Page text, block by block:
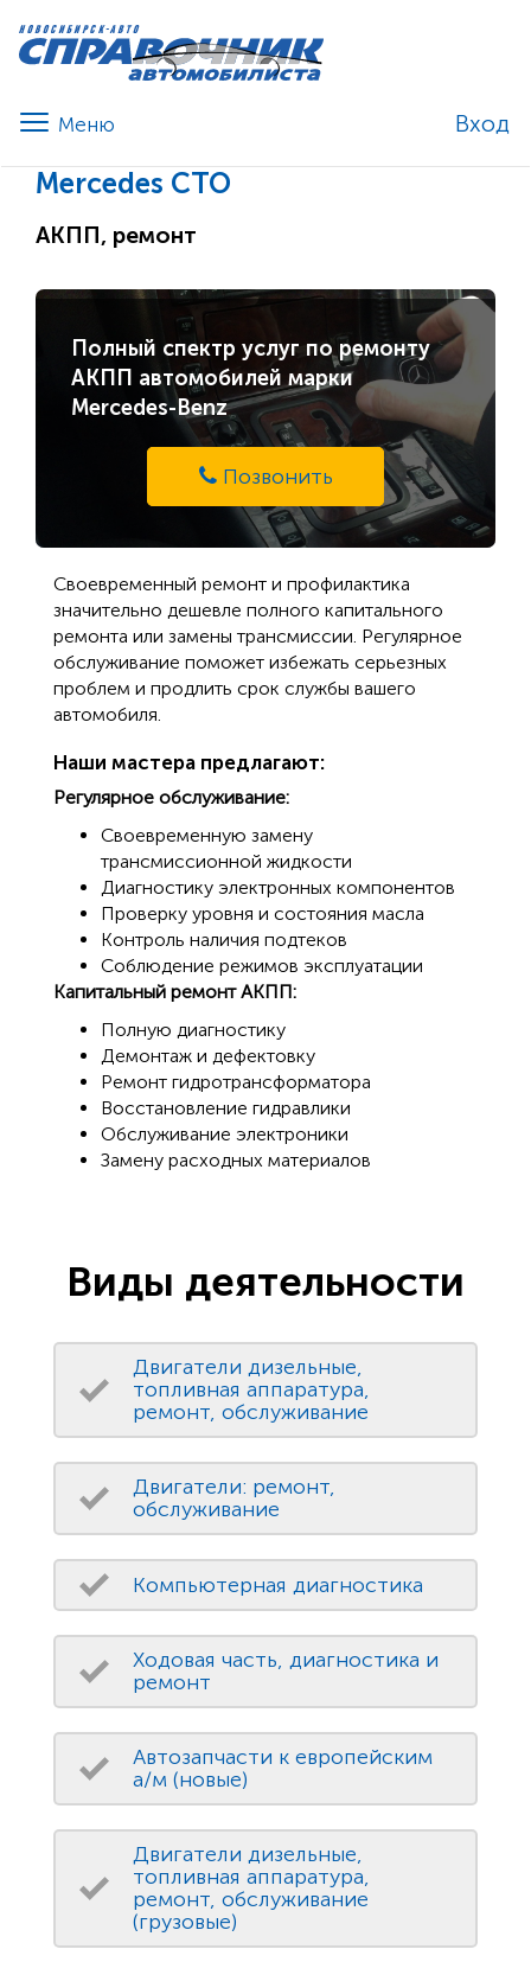
Вход
Mercedes СТО
АКПП, ремонт
Полный спектр услуг по ремонту
АКПП автомобилей марки
Mercedes-Benz
Позвонить
Своевременный ремонт и профилактика
значительно дешевле полного капитального
ремонта или замены трансмиссии. Регулярное
обслуживание поможет избежать серьезных
проблем и продлить срок службы вашего
автомобиля.
Наши мастера предлагают:
Регулярное обслуживание:
Своевременную замену
трансмиссионной жидкости
Диагностику электронных компонентов
Проверку уровня и состояния масла
Контроль наличия подтеков
Соблюдение режимов эксплуатации
Капитальный ремонт АКПП:
Полную диагностику
Демонтаж и дефектовку
Ремонт гидротрансформатора
Восстановление гидравлики
Обслуживание электроники
Замену расходных материалов
Виды деятельности
Двигатели дизельные,
топливная аппаратура,
ремонт, обслуживание
Двигатели: ремонт,
обслуживание
Компьютерная диагностика
Ходовая часть, диагностика и
ремонт
Автозапчасти к европейским
а/м (новые)
Двигатели дизельные,
топливная аппаратура,
ремонт, обслуживание
(грузовые)